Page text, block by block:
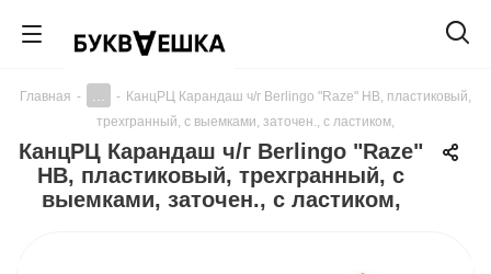
Главная - - КанцРЦ Карандаш ч/г Berlingo "Raze" HB, пластиковый,
трехгранный, с выемками, заточен., с ластиком,
КанцРЦ Карандаш ч/г Berlingo "Raze"
HB, пластиковый, трехгранный, с
выемками, заточен., с ластиком,